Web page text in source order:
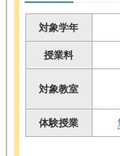
対象学年
授業料
対象教室
体験授業